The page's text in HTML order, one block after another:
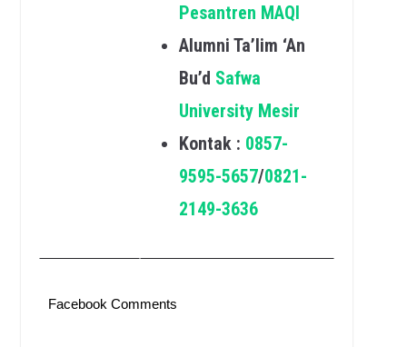
Pesantren MAQI
Alumni Ta’lim ‘An
Bu’d Safwa
University Mesir
Kontak : 0857-
9595-5657/0821-
2149-3636
Facebook Comments